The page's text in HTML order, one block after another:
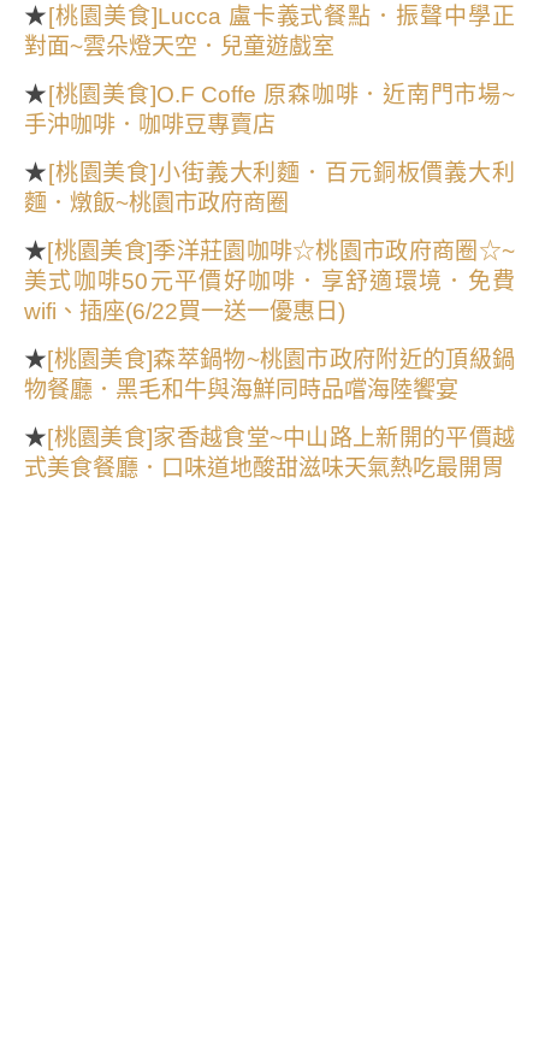
★ [桃園美食]Lucca 盧卡義式餐點．振聲中學正
對面~雲朵燈天空．兒童遊戲室
★ [桃園美食]O.F Coffe 原森咖啡．近南門市場~
手沖咖啡．咖啡豆專賣店
★ [桃園美食]小街義大利麵．百元銅板價義大利
麵．燉飯~桃園市政府商圈
★[桃園美食]季洋莊園咖啡☆桃園市政府商圈☆~
美式咖啡50元平價好咖啡．享舒適環境．免費
wifi、插座(6/22買一送一優惠日)
★[桃園美食]森萃鍋物~桃園市政府附近的頂級鍋
物餐廳．黑毛和牛與海鮮同時品嚐海陸饗宴
★[桃園美食]家香越食堂~中山路上新開的平價越
式美食餐廳．口味道地酸甜滋味天氣熱吃最開胃